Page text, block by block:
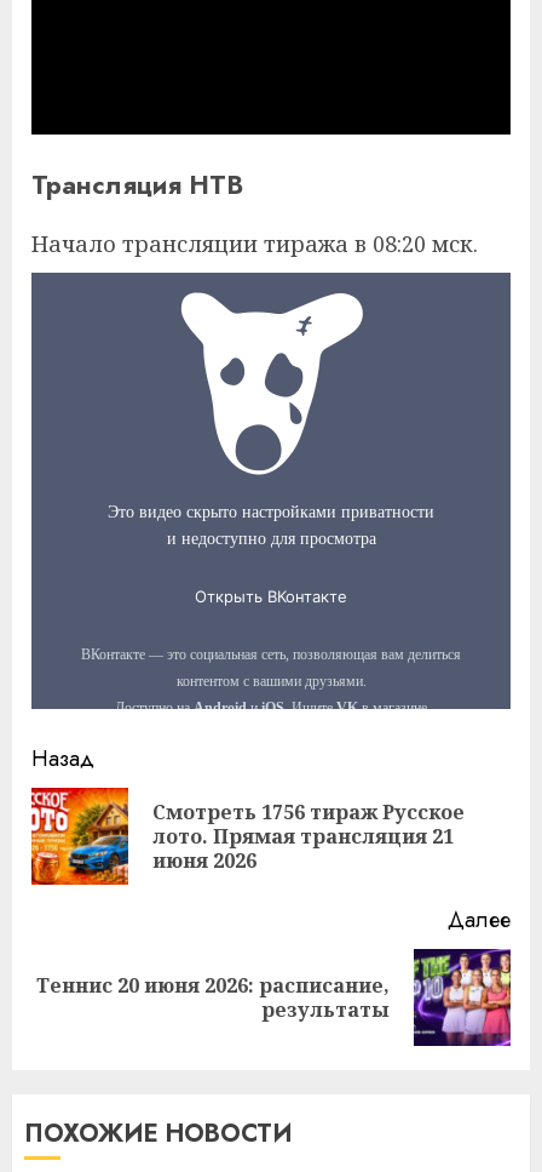
Трансляция НТВ
Начало трансляции тиража в 08:20 мск.
Продолжить
чтение
Назад
Смотреть 1756 тираж Русское
лото. Прямая трансляция 21
июня 2026
Далее
Следующая
Теннис 20 июня 2026: расписание,
результаты
ПОХОЖИЕ НОВОСТИ